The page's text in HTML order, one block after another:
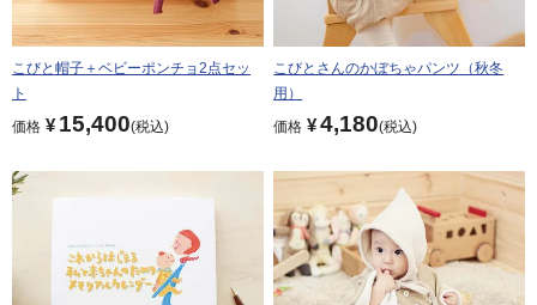
こびと帽子＋ベビーポンチョ2点セッ
ト
価格 ¥ 15,400 税込
こびとさんのかぼちゃパンツ（秋冬
用）
価格 ¥4,180 税込